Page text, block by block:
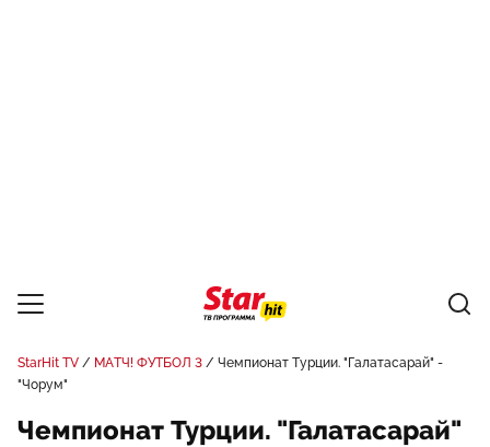
StarHit TV МАТЧ! ФУТБОЛ 3
Чемпионат Турции. "Галатасарай" -
"Чорум"
Чемпионат Турции. "Галатасарай"